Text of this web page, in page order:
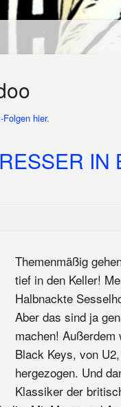
hier.
IN
Themenmäßig
tief in den Keller!
Halbnackte
Aber das sind ja
machen!
Black Keys, von
hergezogen. Und
Klassiker der